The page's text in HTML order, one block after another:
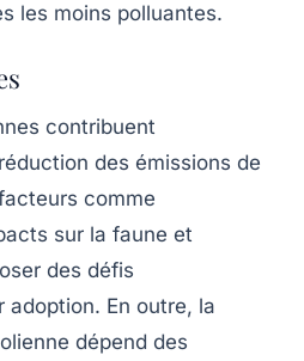
les moins polluantes.
contribuent
des émissions de
comme
sur la faune et
des défis
adoption. En outre, la
dépend des